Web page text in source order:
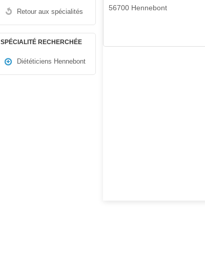
Retour aux spécialités
SPÉCIALITÉ RECHERCHÉE
Diététiciens Hennebont
56700 Hennebont